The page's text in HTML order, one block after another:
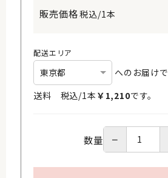
税込/1本
配送エリア
へのお届けで
送料 税込/1本 ￥ 1,210です。
数量 −